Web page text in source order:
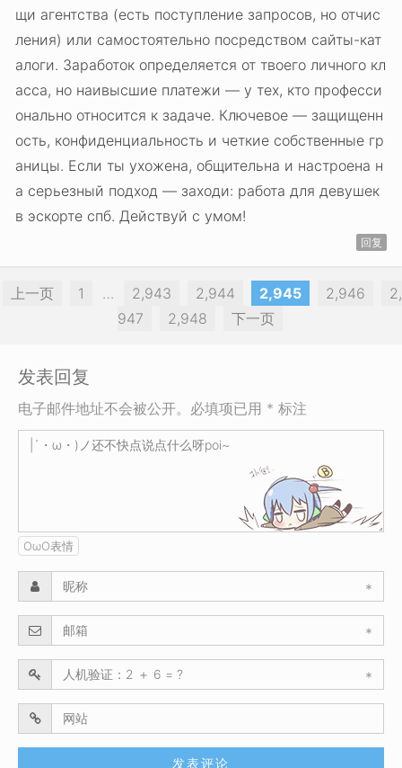
щи агентства (есть поступление запросов, но отчис
ления) или самостоятельно посредством сайты-кат
алоги. Заработок определяется от твоего личного кл
асса, но наивысшие платежи — у тех, кто професси
онально относится к задаче. Ключевое — защищенн
ость, конфиденциальность и четкие собственные гр
аницы. Если ты ухожена, общительна и настроена н
а серьезный подход — заходи: работа для девушек
в эскорте спб. Действуй с умом!
回复
上一页 1 … 2,943 2,944 2,945 2,946
2,
947
2,948 下一页
发表回复
电子邮件地址不会被公开。必填项已用 * 标注
OωO表情
*
*
*